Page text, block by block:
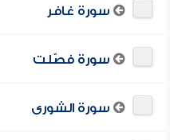
سورة غافر
سورة فصّلت
سورة الشورى